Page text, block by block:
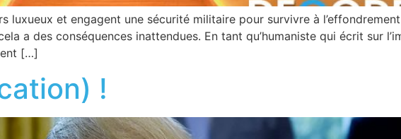
luxueux et engagent une sécurité militaire pour survivre à
a des conséquences inattendues. En tant qu’humaniste qui écrit sur
[…]
!